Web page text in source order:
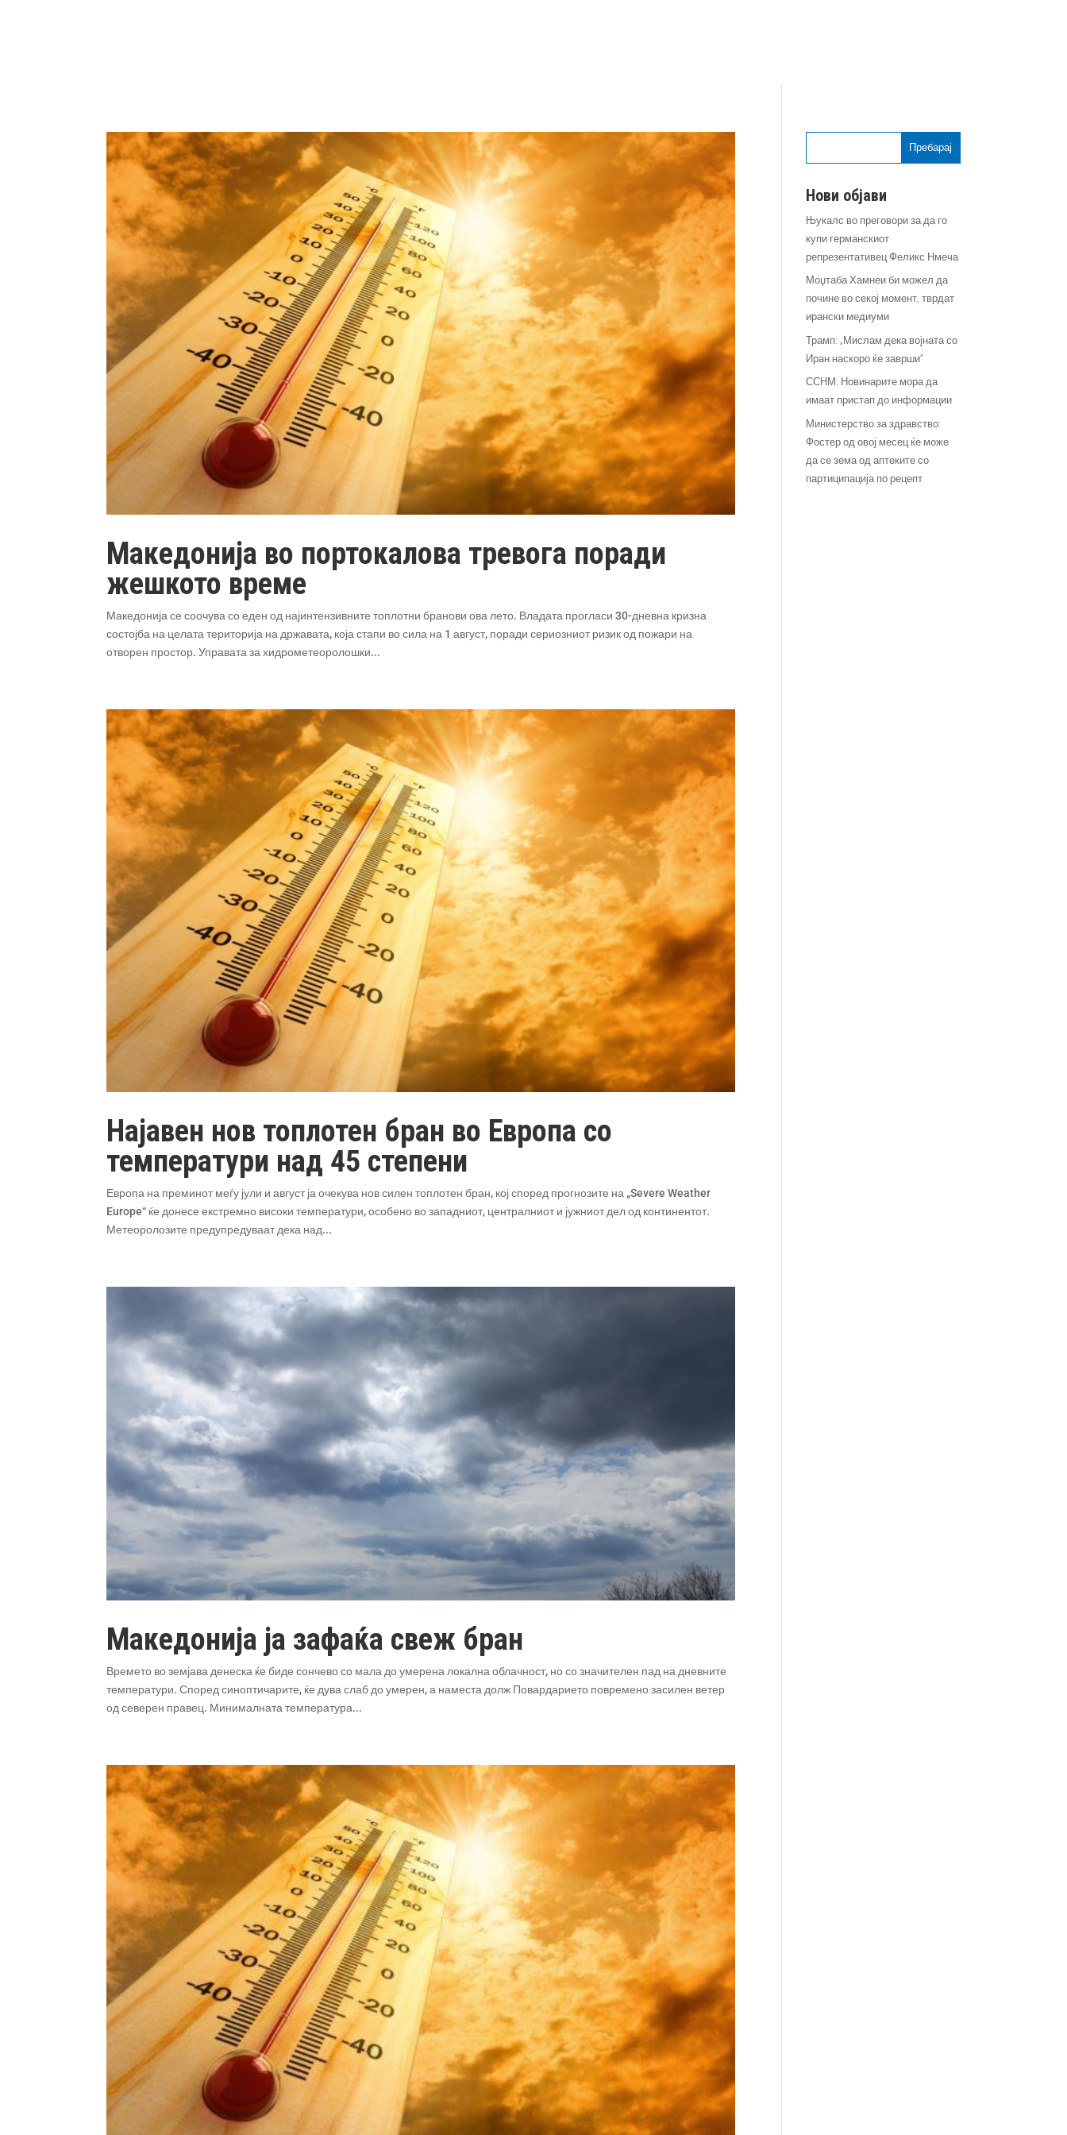
Македонија во портокалова тревога поради
жешкото време
Македонија се соочува со еден од најинтензивните топлотни бранови ова лето. Владата прогласи 30-дневна кризна
состојба на целата територија на државата, која стапи во сила на 1 август, поради сериозниот ризик од пожари на
отворен простор. Управата за хидрометеоролошки...
Најавен нов топлотен бран во Европа со
температури над 45 степени
Европа на преминот меѓу јули и август ја очекува нов силен топлотен бран, кој според прогнозите на „Severe Weather
Europe“ ќе донесе екстремно високи температури, особено во западниот, централниот и јужниот дел од континентот.
Метеоролозите предупредуваат дека над...
Македонија ја зафаќа свеж бран
Времето во земјава денеска ќе биде сончево со мала до умерена локална облачност, но со значителен пад на дневните
температури. Според синоптичарите, ќе дува слаб до умерен, а наместа долж Повардарието повремено засилен ветер
од северен правец. Минималната температура...
Пребарај
Нови објави
Њукалс во преговори за да го
купи германскиот
репрезентативец Феликс Нмеча
Моџтаба Хамнеи би можел да
почине во секој момент, тврдат
ирански медиуми
Трамп: „Мислам дека војната со
Иран наскоро ќе заврши“
ССНМ: Новинарите мора да
имаат пристап до информации
Министерство за здравство:
Фостер од овој месец ќе може
да се зема од аптеките со
партиципација по рецепт